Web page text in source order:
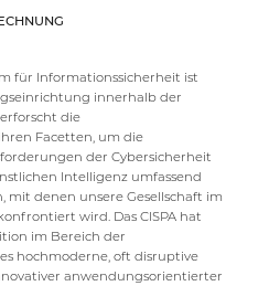
für Informationssicherheit ist
innerhalb der
die
Facetten, um die
der Cybersicherheit
Intelligenz umfassend
denen unsere Gesellschaft im
wird. Das CISPA hat
im Bereich der
hochmoderne, oft disruptive
anwendungsorientierter